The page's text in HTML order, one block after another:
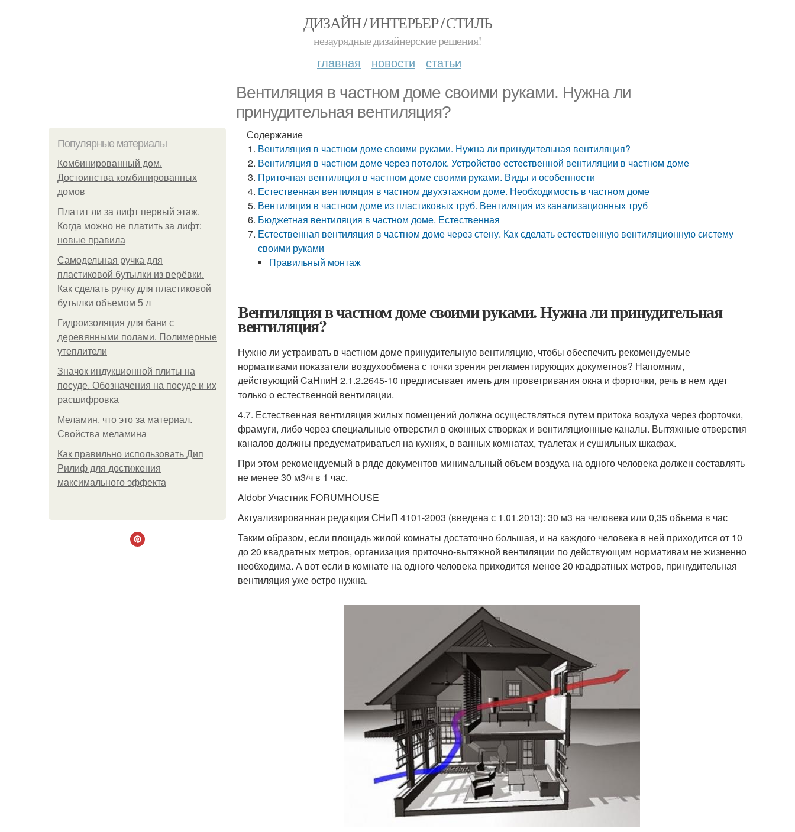
ДИЗАЙН / ИНТЕРЬЕР / СТИЛЬ
незаурядные дизайнерские решения!
главная новости статьи
Вентиляция в частном доме своими руками. Нужна ли
принудительная вентиляция?
Популярные материалы
Комбинированный дом.
Достоинства комбинированных
домов
Платит ли за лифт первый этаж.
Когда можно не платить за лифт:
новые правила
Самодельная ручка для
пластиковой бутылки из верёвки.
Как сделать ручку для пластиковой
бутылки объемом 5 л
Гидроизоляция для бани с
деревянными полами. Полимерные
утеплители
Значок индукционной плиты на
посуде. Обозначения на посуде и их
расшифровка
Меламин, что это за материал.
Свойства меламина
Как правильно использовать Дип
Рилиф для достижения
максимального эффекта
Содержание
Вентиляция в частном доме своими руками. Нужна ли принудительная вентиляция?
Вентиляция в частном доме через потолок. Устройство естественной вентиляции в частном доме
Приточная вентиляция в частном доме своими руками. Виды и особенности
Естественная вентиляция в частном двухэтажном доме. Необходимость в частном доме
Вентиляция в частном доме из пластиковых труб. Вентиляция из канализационных труб
Бюджетная вентиляция в частном доме. Естественная
Естественная вентиляция в частном доме через стену. Как сделать естественную вентиляционную систему
своими руками
Правильный монтаж
Вентиляция в частном доме своими руками. Нужна ли принудительная
вентиляция?
Нужно ли устраивать в частном доме принудительную вентиляцию, чтобы обеспечить рекомендуемые
нормативами показатели воздухообмена с точки зрения регламентирующих докуметнов? Напомним,
действующий CаНпиН 2.1.2.2645-10 предписывает иметь для проветривания окна и форточки, речь в нем идет
только о естественной вентиляции.
4.7. Естественная вентиляция жилых помещений должна осуществляться путем притока воздуха через форточки,
фрамуги, либо через специальные отверстия в оконных створках и вентиляционные каналы. Вытяжные отверстия
каналов должны предусматриваться на кухнях, в ванных комнатах, туалетах и сушильных шкафах.
При этом рекомендуемый в ряде документов минимальный объем воздуха на одного человека должен составлять
не менее 30 м3/ч в 1 час.
Aldobr Участник FORUMHOUSE
Актуализированная редакция СНиП 4101-2003 (введена с 1.01.2013): 30 м3 на человека или 0,35 объема в час
Таким образом, если площадь жилой комнаты достаточно большая, и на каждого человека в ней приходится от 10
до 20 квадратных метров, организация приточно-вытяжной вентиляции по действующим нормативам не жизненно
необходима. А вот если в комнате на одного человека приходится менее 20 квадратных метров, принудительная
вентиляция уже остро нужна.